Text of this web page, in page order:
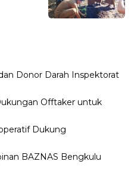
Donor Darah Inspektorat
Offtaker untuk
Dukung
BAZNAS Bengkulu